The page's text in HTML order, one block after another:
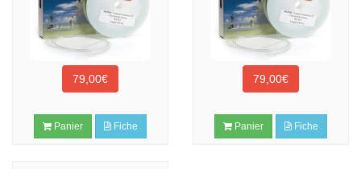
79,00€
Panier Fiche
79,00€
Panier Fiche